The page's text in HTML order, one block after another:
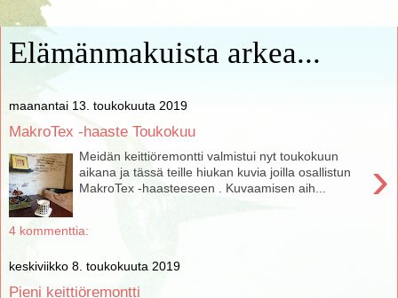
Elämänmakuista arkea...
maanantai 13. toukokuuta 2019
MakroTex -haaste Toukokuu
›
Meidän keittiöremontti valmistui nyt toukokuun
aikana ja tässä teille hiukan kuvia joilla osallistun
MakroTex -haasteeseen . Kuvaamisen aih...
4 kommenttia:
keskiviikko 8. toukokuuta 2019
Pieni keittiöremontti